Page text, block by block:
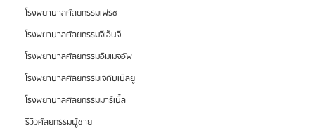
โรงพยาบาลศัลยกรรมเฟรช
โรงพยาบาลศัลยกรรมจีเอ็นจี
โรงพยาบาลศัลยกรรมอิมเมจอัพ
โรงพยาบาลศัลยกรรมเจดับเบิลยู
โรงพยาบาลศัลยกรรมมาร์เบิ้ล
รีวิวศัลยกรรมผู้ชาย